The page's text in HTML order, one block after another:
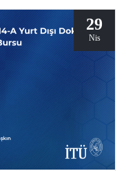
29
Nis